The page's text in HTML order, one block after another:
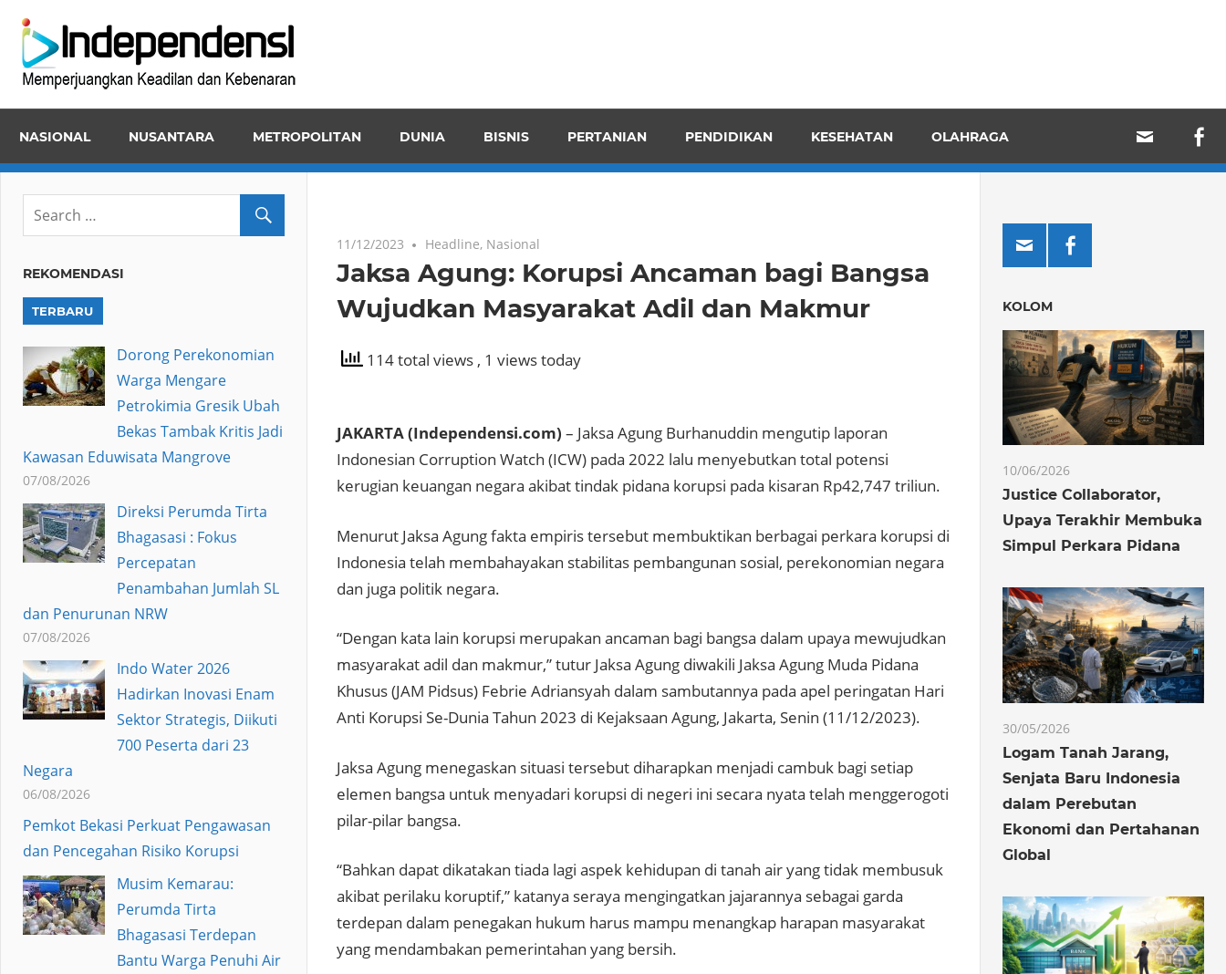
content
dan
NASIONAL NUSANTARA METROPOLITAN DUNIA BISNIS PERTANIAN PENDIDIKAN KESEHATAN OLAHRAGA
11/12/2023 Headline, Nasional
Jaksa Agung: Korupsi Ancaman bagi Bangsa
Wujudkan Masyarakat Adil dan Makmur
114 total views , 1 views today
JAKARTA (Independensi.com) – Jaksa Agung Burhanuddin mengutip laporan
Indonesian Corruption Watch (ICW) pada 2022 lalu menyebutkan total potensi
kerugian keuangan negara akibat tindak pidana korupsi pada kisaran Rp42,747 triliun.
Menurut Jaksa Agung fakta empiris tersebut membuktikan berbagai perkara korupsi di
Indonesia telah membahayakan stabilitas pembangunan sosial, perekonomian negara
dan juga politik negara.
“Dengan kata lain korupsi merupakan ancaman bagi bangsa dalam upaya mewujudkan
masyarakat adil dan makmur,” tutur Jaksa Agung diwakili Jaksa Agung Muda Pidana
Khusus (JAM Pidsus) Febrie Adriansyah dalam sambutannya pada apel peringatan Hari
Anti Korupsi Se-Dunia Tahun 2023 di Kejaksaan Agung, Jakarta, Senin (11/12/2023).
Jaksa Agung menegaskan situasi tersebut diharapkan menjadi cambuk bagi setiap
elemen bangsa untuk menyadari korupsi di negeri ini secara nyata telah menggerogoti
pilar-pilar bangsa.
“Bahkan dapat dikatakan tiada lagi aspek kehidupan di tanah air yang tidak membusuk
akibat perilaku koruptif,” katanya seraya mengingatkan jajarannya sebagai garda
terdepan dalam penegakan hukum harus mampu menangkap harapan masyarakat
yang mendambakan pemerintahan yang bersih.
REKOMENDASI
TERBARU
Dorong Perekonomian
Warga Mengare
Petrokimia Gresik Ubah
Bekas Tambak Kritis Jadi
Kawasan Eduwisata Mangrove
07/08/2026
Direksi Perumda Tirta
Bhagasasi : Fokus
Percepatan
Penambahan Jumlah SL
dan Penurunan NRW
07/08/2026
Indo Water 2026
Hadirkan Inovasi Enam
Sektor Strategis, Diikuti
700 Peserta dari 23
Negara
06/08/2026
Pemkot Bekasi Perkuat Pengawasan
dan Pencegahan Risiko Korupsi
Musim Kemarau:
Perumda Tirta
Bhagasasi Terdepan
Bantu Warga Penuhi Air
KOLOM
10/06/2026
Justice Collaborator,
Upaya Terakhir Membuka
Simpul Perkara Pidana
30/05/2026
Logam Tanah Jarang,
Senjata Baru Indonesia
dalam Perebutan
Ekonomi dan Pertahanan
Global